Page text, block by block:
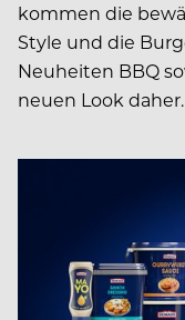
kommen die
Style und die
Neuheiten BBQ
neuen Look daher.